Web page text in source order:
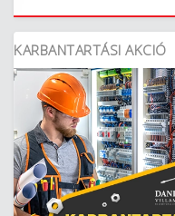
KARBANTARTÁSI AKCIÓ